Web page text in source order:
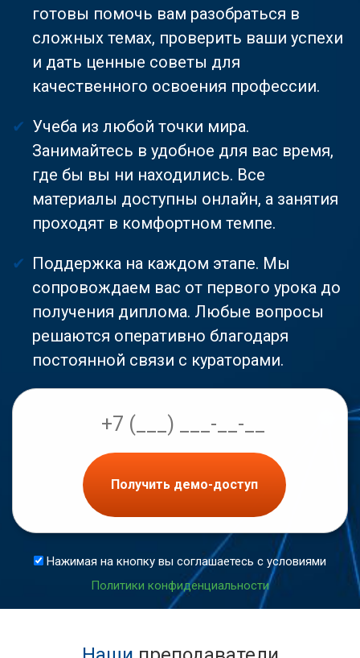
готовы помочь вам разобраться в
сложных темах, проверить ваши успехи
и дать ценные советы для
качественного освоения профессии.
Учеба из любой точки мира.
Занимайтесь в удобное для вас время,
где бы вы ни находились. Все
материалы доступны онлайн, а занятия
проходят в комфортном темпе.
Поддержка на каждом этапе. Мы
сопровождаем вас от первого урока до
получения диплома. Любые вопросы
решаются оперативно благодаря
постоянной связи с кураторами.
Получить демо-доступ
Нажимая на кнопку вы соглашаетесь с условиями
Политики конфиденциальности